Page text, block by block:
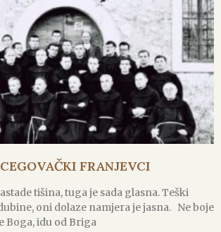
FRANJEVCI
tišina, tuga je sada glasna. Teški
oni dolaze namjera je jasna. Ne boje
Boga, idu od Briga